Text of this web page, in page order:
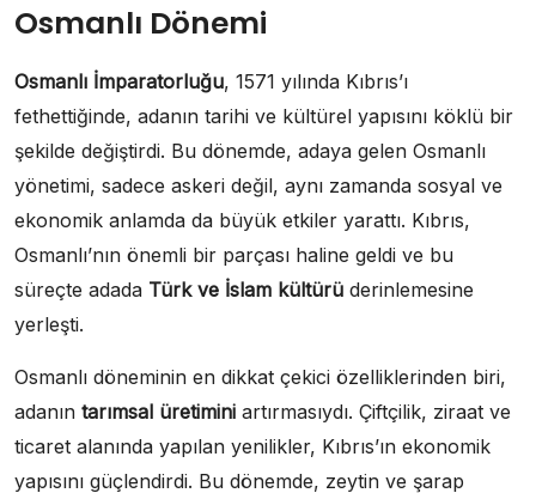
Osmanlı Dönemi
Osmanlı İmparatorluğu, 1571 yılında Kıbrıs’ı
fethettiğinde, adanın tarihi ve kültürel yapısını köklü bir
şekilde değiştirdi. Bu dönemde, adaya gelen Osmanlı
yönetimi, sadece askeri değil, aynı zamanda sosyal ve
ekonomik anlamda da büyük etkiler yarattı. Kıbrıs,
Osmanlı’nın önemli bir parçası haline geldi ve bu
süreçte adada Türk ve İslam kültürü derinlemesine
yerleşti.
Osmanlı döneminin en dikkat çekici özelliklerinden biri,
adanın tarımsal üretimini artırmasıydı. Çiftçilik, ziraat ve
ticaret alanında yapılan yenilikler, Kıbrıs’ın ekonomik
yapısını güçlendirdi. Bu dönemde, zeytin ve şarap